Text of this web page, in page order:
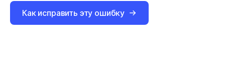
Как исправить эту ошибку